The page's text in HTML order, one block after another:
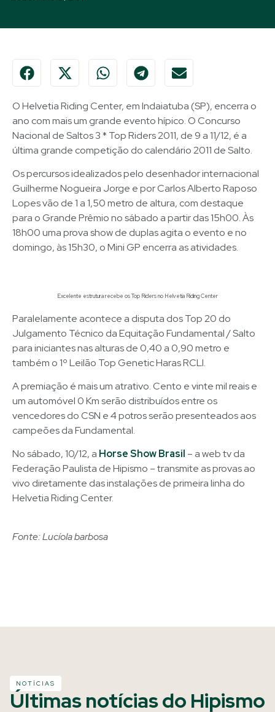
O Helvetia Riding Center, em Indaiatuba (SP), encerra o
ano com mais um grande evento hípico. O Concurso
Nacional de Saltos 3 * Top Riders 2011, de 9 a 11/12, é a
última grande competição do calendário 2011 de Salto.
Os percursos idealizados pelo desenhador internacional
Guilherme Nogueira Jorge e por Carlos Alberto Raposo
Lopes vão de 1 a 1,50 metro de altura, com destaque
para o Grande Prêmio no sábado a partir das 15h00. Às
18h00 uma prova show de duplas agita o evento e no
domingo, às 15h30, o Mini GP encerra as atividades.
Excelente estrutura recebe os Top Riders no Helvetia Riding Center
Paralelamente acontece a disputa dos Top 20 do
Julgamento Técnico da Equitação Fundamental / Salto
para iniciantes nas alturas de 0,40 a 0,90 metro e
também o 1º Leilão Top Genetic Haras RCLI.
A premiação é mais um atrativo. Cento e vinte mil reais e
um automóvel 0 Km serão distribuídos entre os
vencedores do CSN e 4 potros serão presenteados aos
campeões da Fundamental.
No sábado, 10/12, a Horse Show Brasil – a web tv da
Federação Paulista de Hipismo – transmite as provas ao
vivo diretamente das instalações de primeira linha do
Helvetia Riding Center.
Fonte: Lucíola barbosa
NOTÍCIAS
Últimas notícias do Hipismo